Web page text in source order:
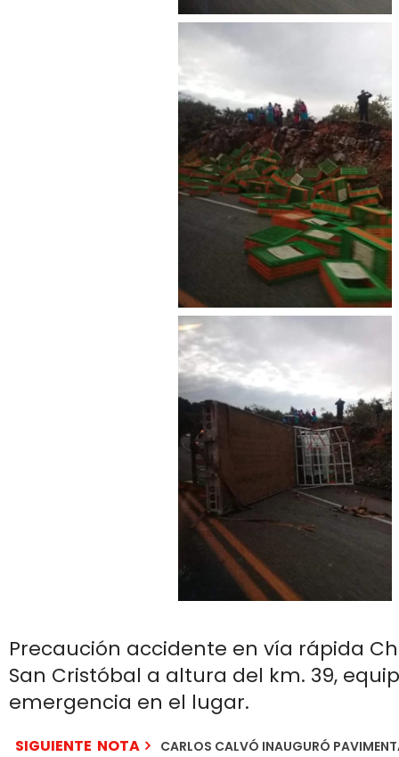
Precaución accidente en vía rápida
San Cristóbal a altura del km. 39,
emergencia en el lugar.
SIGUIENTE NOTA
CARLOS CALVÓ INAUGURÓ